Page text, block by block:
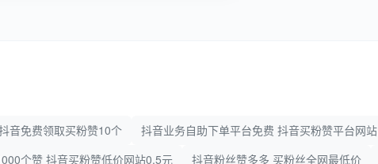
音免费领取买粉赞10个 抖音业务自助下单平台免费 抖音买粉赞平台网站
个赞 抖音买粉赞低价网站0.5元 抖音粉丝赞多多 买粉丝全网最低价